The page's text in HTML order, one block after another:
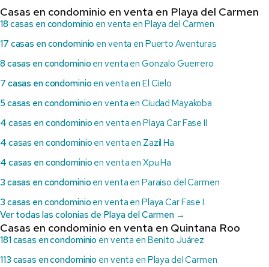
Casas en condominio en venta en Playa del Carmen
18 casas en condominio en venta en Playa del Carmen
17 casas en condominio en venta en Puerto Aventuras
8 casas en condominio en venta en Gonzalo Guerrero
7 casas en condominio en venta en El Cielo
5 casas en condominio en venta en Ciudad Mayakoba
4 casas en condominio en venta en Playa Car Fase II
4 casas en condominio en venta en Zazil Ha
4 casas en condominio en venta en Xpu Ha
3 casas en condominio en venta en Paraíso del Carmen
3 casas en condominio en venta en Playa Car Fase I
Ver todas las colonias de Playa del Carmen →
Casas en condominio en venta en Quintana Roo
181 casas en condominio en venta en Benito Juárez
113 casas en condominio en venta en Playa del Carmen